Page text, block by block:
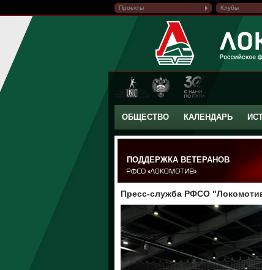
Проекты Клубы
ОБЩЕСТВО КАЛЕНДАРЬ
ПОДДЕРЖКА ВЕТЕРАНОВ
Пресс-служба РФСО